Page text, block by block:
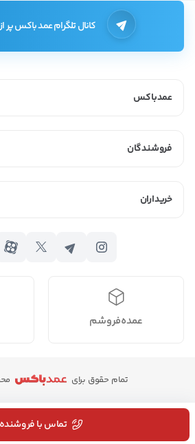
کانال تلگرام عمد باکس
عمدباکس
فروشندگان
خریداران
عمده‌فروشم
تمام حقوق برای
تماس با فروشنده